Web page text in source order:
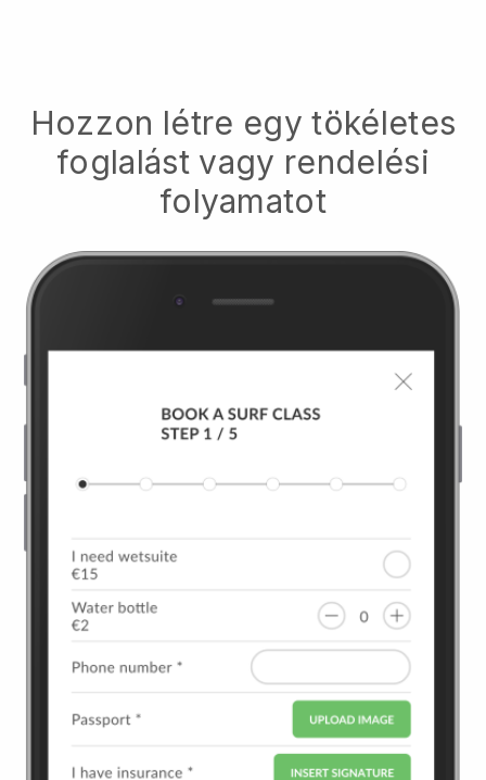
Hozzon létre egy tökéletes
foglalást vagy rendelési
folyamatot